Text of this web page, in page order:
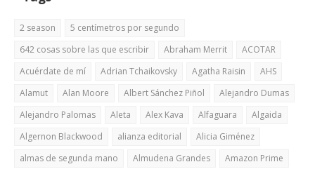
2 season
5 centímetros por segundo
642 cosas sobre las que escribir
Abraham Merrit
ACOTAR
Acuérdate de mí
Adrian Tchaikovsky Agatha Raisin
AHS
Alamut
Alan Moore Albert Sánchez Piñol
Alejandro Dumas
Alejandro Palomas
Aleta Alex Kava Alfaguara
Algaida
Algernon Blackwood
alianza editorial
Alicia Giménez
almas de segunda mano
Almudena Grandes
Amazon Prime